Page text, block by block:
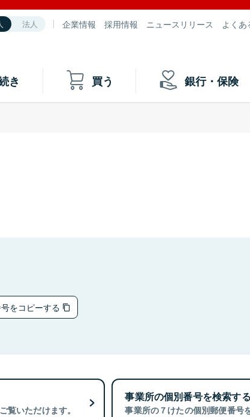
法人 企業情報 採用情報 ニュースリリース よく
き 買う 銀行・保険
をコピーする
覧いただけます。
事業所の個別番号を検索する
事業所の７けたの個別郵便番号